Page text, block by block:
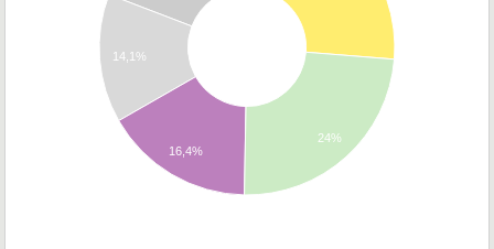
14,1%
16,4%
24%